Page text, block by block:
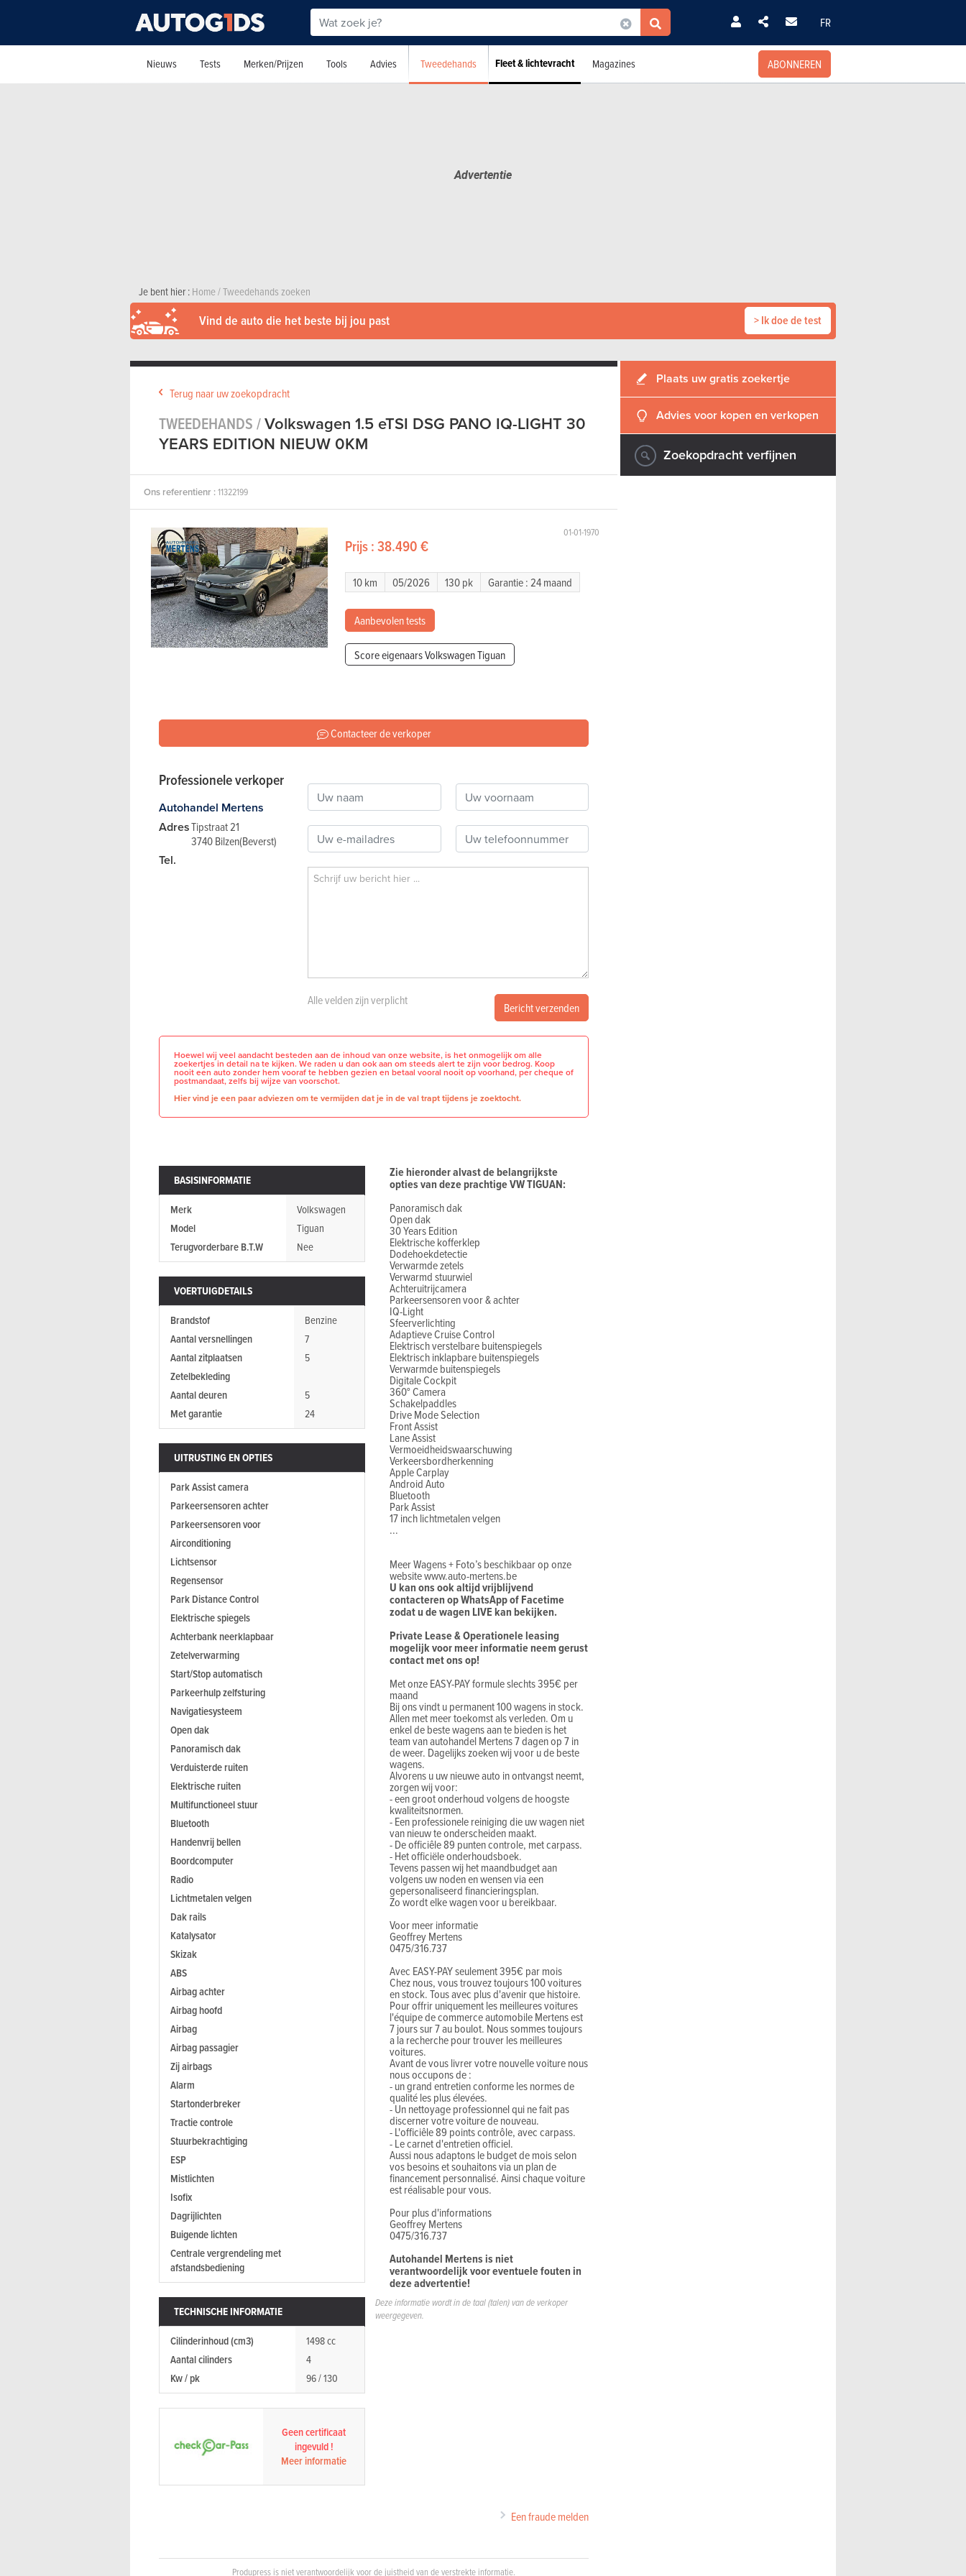
FR
Nieuws Tests Merken/Prijzen Tools Advies Tweedehands Fleet & lichtevracht Magazines ABONNEREN
Je bent hier :Home/Tweedehands zoeken
Vind de auto die het beste bij jou past > Ik doe de test
Terug naar uw zoekopdracht
TWEEDEHANDS /Volkswagen 1.5 eTSI DSG PANO IQ-LIGHT 30
YEARS EDITION NIEUW 0KM
Ons referentienr :11322199
01-01-1970
Prijs :38.490 €
10 km 05/2026 130 pk Garantie : 24 maand
Aanbevolen tests
Score eigenaars Volkswagen Tiguan
Contacteer de verkoper
Professionele verkoper
Autohandel Mertens
AdresTipstraat 21
3740 Bilzen(Beverst)
Tel.
Alle velden zijn verplicht Bericht verzenden
Hoewel wij veel aandacht besteden aan de inhoud van onze website, is het onmogelijk om alle
zoekertjes in detail na te kijken. We raden u dan ook aan om steeds alert te zijn voor bedrog. Koop
nooit een auto zonder hem vooraf te hebben gezien en betaal vooral nooit op voorhand, per cheque of
postmandaat, zelfs bij wijze van voorschot.
Hier vind je een paar adviezen om te vermijden dat je in de val trapt tijdens je zoektocht.
BASISINFORMATIE
Merk
Volkswagen
Model
Tiguan
Terugvorderbare B.T.W
Nee
VOERTUIGDETAILS
Brandstof
Benzine
Aantal versnellingen
7
Aantal zitplaatsen
5
Zetelbekleding
Aantal deuren
5
Met garantie
24
UITRUSTING EN OPTIES
Park Assist camera
Parkeersensoren achter
Parkeersensoren voor
Airconditioning
Lichtsensor
Regensensor
Park Distance Control
Elektrische spiegels
Achterbank neerklapbaar
Zetelverwarming
Start/Stop automatisch
Parkeerhulp zelfsturing
Navigatiesysteem
Open dak
Panoramisch dak
Verduisterde ruiten
Elektrische ruiten
Multifunctioneel stuur
Bluetooth
Handenvrij bellen
Boordcomputer
Radio
Lichtmetalen velgen
Dak rails
Katalysator
Skizak
ABS
Airbag achter
Airbag hoofd
Airbag
Airbag passagier
Zij airbags
Alarm
Startonderbreker
Tractie controle
Stuurbekrachtiging
ESP
Mistlichten
Isofix
Dagrijlichten
Buigende lichten
Centrale vergrendeling met
afstandsbediening
TECHNISCHE INFORMATIE
Cilinderinhoud (cm3)
1498 cc
Aantal cilinders
4
Kw / pk
96 / 130
Geen certificaat
ingevuld !
Meer informatie
Zie hieronder alvast de belangrijkste
opties van deze prachtige VW TIGUAN:
Panoramisch dak
Open dak
30 Years Edition
Elektrische kofferklep
Dodehoekdetectie
Verwarmde zetels
Verwarmd stuurwiel
Achteruitrijcamera
Parkeersensoren voor & achter
IQ-Light
Sfeerverlichting
Adaptieve Cruise Control
Elektrisch verstelbare buitenspiegels
Elektrisch inklapbare buitenspiegels
Verwarmde buitenspiegels
Digitale Cockpit
360° Camera
Schakelpaddles
Drive Mode Selection
Front Assist
Lane Assist
Vermoeidheidswaarschuwing
Verkeersbordherkenning
Apple Carplay
Android Auto
Bluetooth
Park Assist
17 inch lichtmetalen velgen
...
Meer Wagens + Foto’s beschikbaar op onze
website www.auto-mertens.be
U kan ons ook altijd vrijblijvend
contacteren op WhatsApp of Facetime
zodat u de wagen LIVE kan bekijken.
Private Lease & Operationele leasing
mogelijk voor meer informatie neem gerust
contact met ons op!
Met onze EASY-PAY formule slechts 395€ per
maand
Bij ons vindt u permanent 100 wagens in stock.
Allen met meer toekomst als verleden. Om u
enkel de beste wagens aan te bieden is het
team van autohandel Mertens 7 dagen op 7 in
de weer. Dagelijks zoeken wij voor u de beste
wagens.
Alvorens u uw nieuwe auto in ontvangst neemt,
zorgen wij voor:
- een groot onderhoud volgens de hoogste
kwaliteitsnormen.
- Een professionele reiniging die uw wagen niet
van nieuw te onderscheiden maakt.
- De officiêle 89 punten controle, met carpass.
- Het officiële onderhoudsboek.
Tevens passen wij het maandbudget aan
volgens uw noden en wensen via een
gepersonaliseerd financieringsplan.
Zo wordt elke wagen voor u bereikbaar.
Voor meer informatie
Geoffrey Mertens
0475/316.737
Avec EASY-PAY seulement 395€ par mois
Chez nous, vous trouvez toujours 100 voitures
en stock. Tous avec plus d'avenir que histoire.
Pour offrir uniquement les meilleures voitures
l'équipe de commerce automobile Mertens est
7 jours sur 7 au boulot. Nous sommes toujours
a la recherche pour trouver les meilleures
voitures.
Avant de vous livrer votre nouvelle voiture nous
nous occupons de :
- un grand entretien conforme les normes de
qualité les plus élevées.
- Un nettoyage professionnel qui ne fait pas
discerner votre voiture de nouveau.
- L'officiêle 89 points contrôle, avec carpass.
- Le carnet d'entretien officiel.
Aussi nous adaptons le budget de mois selon
vos besoins et souhaitons via un plan de
financement personnalisé. Ainsi chaque voiture
est réalisable pour vous.
Pour plus d'informations
Geoffrey Mertens
0475/316.737
Autohandel Mertens is niet
verantwoordelijk voor eventuele fouten in
deze advertentie!
Deze informatie wordt in de taal (talen) van de verkoper
weergegeven.
Een fraude melden
Produpress is niet verantwoordelijk voor de juistheid van de verstrekte informatie.
Plaats uw gratis zoekertje
Advies voor kopen en verkopen
Zoekopdracht verfijnen